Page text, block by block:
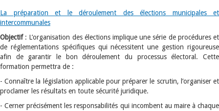
La préparation et le déroulement des élections municipales et
intercommunales
Objectif: L’organisation des élections implique une série de procédures et
de réglementations spécifiques qui nécessitent une gestion rigoureuse
afin de garantir le bon déroulement du processus électoral. Cette
formation permettra de :
- Connaître la législation applicable pour préparer le scrutin, l’organiser et
proclamer les résultats en toute sécurité juridique.
- Cerner précisément les responsabilités qui incombent au maire à chaque